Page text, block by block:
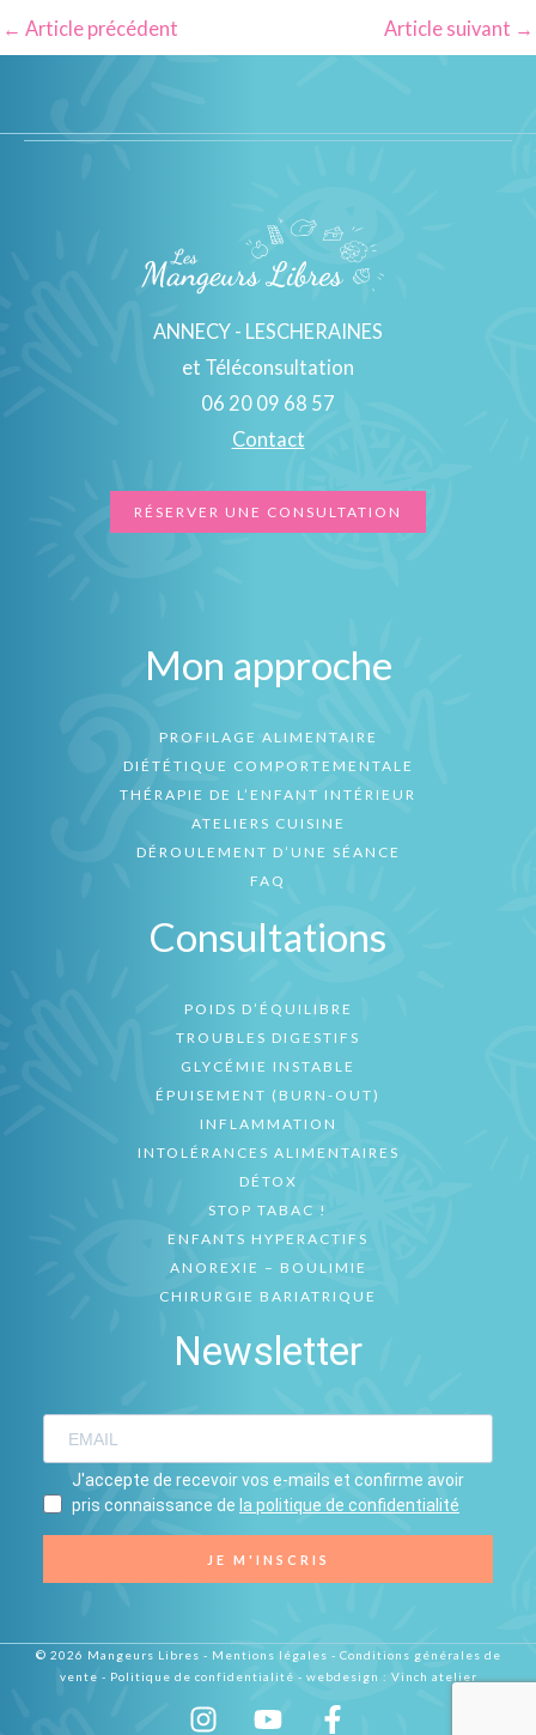
← Article précédent Article suivant →
ANNECY - LESCHERAINES
et Téléconsultation
06 20 09 68 57
Contact
RÉSERVER UNE CONSULTATION
Mon approche
PROFILAGE ALIMENTAIRE
DIÉTÉTIQUE COMPORTEMENTALE
THÉRAPIE DE L’ENFANT INTÉRIEUR
ATELIERS CUISINE
DÉROULEMENT D’UNE SÉANCE
FAQ
Consultations
POIDS D’ÉQUILIBRE
TROUBLES DIGESTIFS
GLYCÉMIE INSTABLE
ÉPUISEMENT (BURN-OUT)
INFLAMMATION
INTOLÉRANCES ALIMENTAIRES
DÉTOX
STOP TABAC !
ENFANTS HYPERACTIFS
ANOREXIE – BOULIMIE
CHIRURGIE BARIATRIQUE
Newsletter
J'accepte de recevoir vos e-mails et confirme avoir
pris connaissance de la politique de confidentialité
JE M'INSCRIS
© 2026 Mangeurs Libres - Mentions légales - Conditions générales de
vente - Politique de confidentialité - webdesign : Vinch atelier